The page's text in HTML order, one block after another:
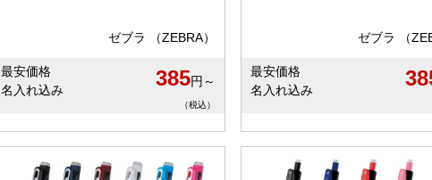
ゼブラ （ZEBRA）
最安価格
名入れ込み
385円～
（税込）
ゼブラ （
最安価格
名入れ込み